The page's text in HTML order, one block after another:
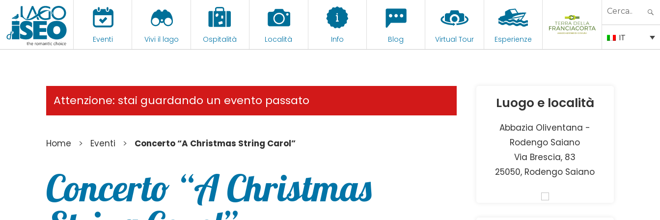
Eventi Vivi il lago Ospitalità Località Info Blog Virtual Tour Esperienze
Search
IT
Attenzione: stai guardando un evento passato
Home > Eventi > Concerto “A Christmas String Carol”
Concerto “A Christmas
Luogo e località
Abbazia Oliventana -
Rodengo Saiano
Via Brescia, 83
25050, Rodengo Saiano